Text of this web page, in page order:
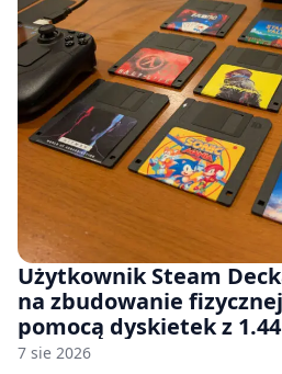
Użytkownik Steam
na zbudowanie
pomocą dyskietek z
7 sie 2026